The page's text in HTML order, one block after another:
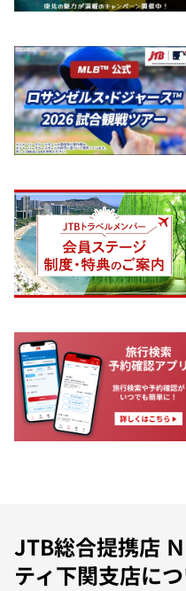
JTB総合提携店
ティ下関支店に